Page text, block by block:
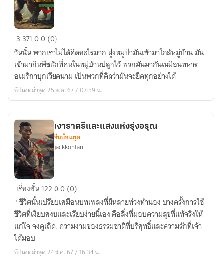
เงามืด
แห่ง
เขี้ยว
หมูป่า
3 37100 (0)
วันนั้น พวกเราไม่ได้คิดอะไรมาก ฝูงหมูป่ามันเข้ามาใกล้หมู่บ้าน มัน
เข้ามากินพืชผักที่คนในหมู่บ้านปลูกไว้ พวกมันมากันเหมือนทหาร
อเมริกาบุกเวียดนาม เป็นพวกที่คิดว่ามันจะยึดทุกอย่างได้
อัปเดตล่าสุด 25 ส.ค. 67 / 07:59 น.
เงา
ราตรี
และ
แสง
แห่ง
รุ่งอรุณ
เงาราตรีและแสงแห่งรุ่งอรุณ
จีนย้อนยุค
jackkontan
เรื่องสั้น12200 (0)
" ชีวิตนั้นเปรียบเสมือนบทเพลงที่มีหลายท่วงทำนอง บางครั้งการใช้
ชีวิตที่เงียบสงบและเรียบง่ายนี้เอง คือสิ่งที่มอบความสุขที่แท้จริงให้
แก่ใจ จงดูเถิด, ความงามของธรรมชาติที่บริสุทธิ์และความรักที่เจ้า
ได้มอบ
อัปเดตล่าสุด 24 ส.ค. 67 / 16:34 น.